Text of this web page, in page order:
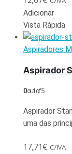
Adicionar
Vista Rápida
Aspiradores
Aspirador
0out of 5
Aspirador
uma das
17,71€ C/IVA